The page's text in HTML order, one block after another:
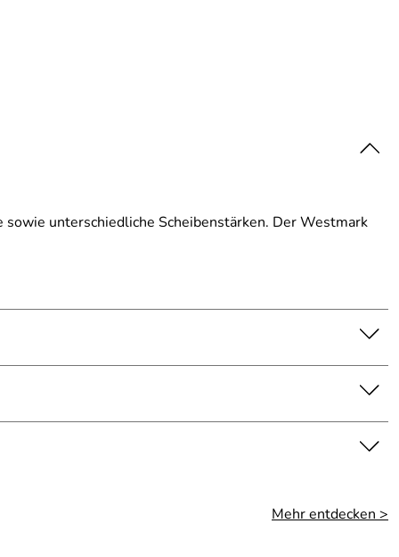
unterschiedliche Scheibenstärken. Der Westmark
Mehr entdecken >